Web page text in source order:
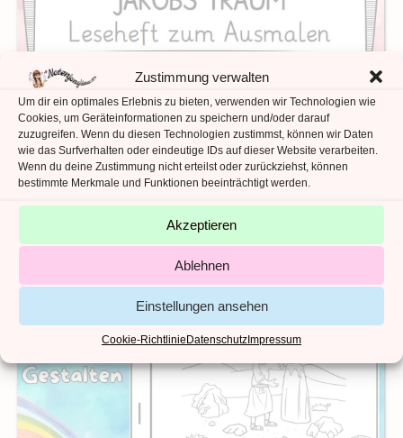
Zustimmung verwalten
Um dir ein optimales Erlebnis zu bieten, verwenden wir Technologien wie
Cookies, um Geräteinformationen zu speichern und/oder darauf
zuzugreifen. Wenn du diesen Technologien zustimmst, können wir Daten
wie das Surfverhalten oder eindeutige IDs auf dieser Website verarbeiten.
Wenn du deine Zustimmung nicht erteilst oder zurückziehst, können
bestimmte Merkmale und Funktionen beeinträchtigt werden.
Akzeptieren
Ablehnen
Einstellungen ansehen
Cookie-RichtlinieDatenschutzImpressum